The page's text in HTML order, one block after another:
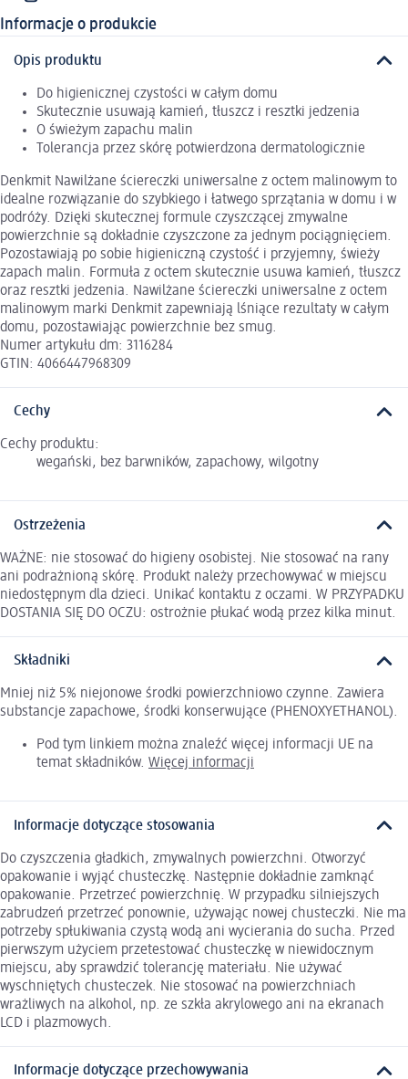
Informacje o produkcie
Opis produktu
Do higienicznej czystości w całym domu
Skutecznie usuwają kamień, tłuszcz i resztki jedzenia
O świeżym zapachu malin
Tolerancja przez skórę potwierdzona dermatologicznie
Denkmit Nawilżane ściereczki uniwersalne z octem malinowym to
idealne rozwiązanie do szybkiego i łatwego sprzątania w domu i w
podróży. Dzięki skutecznej formule czyszczącej zmywalne
powierzchnie są dokładnie czyszczone za jednym pociągnięciem.
Pozostawiają po sobie higieniczną czystość i przyjemny, świeży
zapach malin. Formuła z octem skutecznie usuwa kamień, tłuszcz
oraz resztki jedzenia. Nawilżane ściereczki uniwersalne z octem
malinowym marki Denkmit zapewniają lśniące rezultaty w całym
domu, pozostawiając powierzchnie bez smug.
Numer artykułu dm: 3116284
GTIN: 4066447968309
Cechy
Cechy produktu:
wegański, bez barwników, zapachowy, wilgotny
Ostrzeżenia
WAŻNE: nie stosować do higieny osobistej. Nie stosować na rany
ani podrażnioną skórę. Produkt należy przechowywać w miejscu
niedostępnym dla dzieci. Unikać kontaktu z oczami. W PRZYPADKU
DOSTANIA SIĘ DO OCZU: ostrożnie płukać wodą przez kilka minut.
Składniki
Mniej niż 5% niejonowe środki powierzchniowo czynne. Zawiera
substancje zapachowe, środki konserwujące (PHENOXYETHANOL).
Pod tym linkiem można znaleźć więcej informacji UE na
temat składników. Więcej informacji
Informacje dotyczące stosowania
Do czyszczenia gładkich, zmywalnych powierzchni. Otworzyć
opakowanie i wyjąć chusteczkę. Następnie dokładnie zamknąć
opakowanie. Przetrzeć powierzchnię. W przypadku silniejszych
zabrudzeń przetrzeć ponownie, używając nowej chusteczki. Nie ma
potrzeby spłukiwania czystą wodą ani wycierania do sucha. Przed
pierwszym użyciem przetestować chusteczkę w niewidocznym
miejscu, aby sprawdzić tolerancję materiału. Nie używać
wyschniętych chusteczek. Nie stosować na powierzchniach
wrażliwych na alkohol, np. ze szkła akrylowego ani na ekranach
LCD i plazmowych.
Informacje dotyczące przechowywania